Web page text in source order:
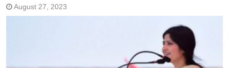
August 27, 2023